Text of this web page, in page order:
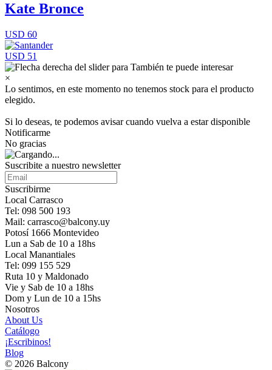
Kate Bronce
USD 60
USD 51
×
Lo sentimos, en este momento no tenemos stock para el producto
elegido.
Si lo deseas, te podemos avisar cuando vuelva a estar disponible
Notificarme
No gracias
Suscribite a nuestro newsletter
Suscribirme
Local Carrasco
Tel: 098 500 193
Mail: carrasco@balcony.uy
Potosí 1666 Montevideo
Lun a Sab de 10 a 18hs
Local Manantiales
Tel: 099 155 529
Ruta 10 y Maldonado
Vie y Sab de 10 a 18hs
Dom y Lun de 10 a 15hs
Nosotros
About Us
Catálogo
¡Escribinos!
Blog
© 2026 Balcony